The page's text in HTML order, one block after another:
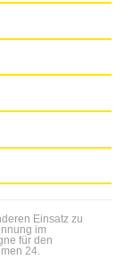
Einsatz zu
im
für den
24.